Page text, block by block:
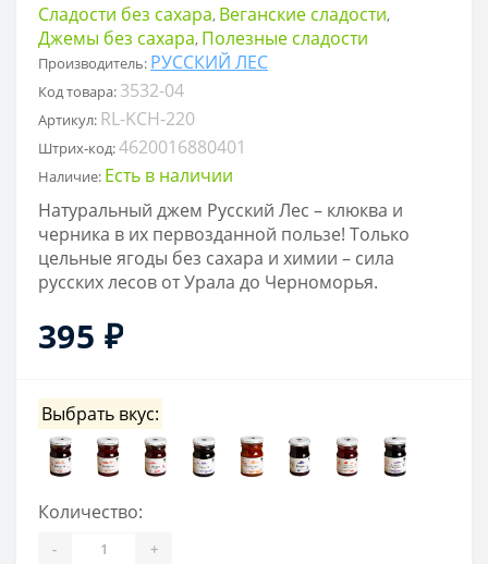
Сладости без сахара, Веганские сладости,
Джемы без сахара, Полезные сладости
Производитель: РУССКИЙ ЛЕС
Код товара: 3532-04
Артикул: RL-KCH-220
Штрих-код:4620016880401
Наличие: Есть в наличии
Натуральный джем Русский Лес – клюква и
черника в их первозданной пользе! Только
цельные ягоды без сахара и химии – сила
русских лесов от Урала до Черноморья.
395 ₽
Выбрать вкус:
Количество:
- +